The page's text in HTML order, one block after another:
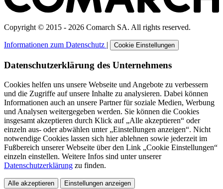
Copyright © 2015 - 2026 Comarch SA. All rights reserved.
Informationen zum Datenschutz | Cookie Einstellungen
Datenschutzerklärung des Unternehmens
Cookies helfen uns unsere Webseite und Angebote zu verbessern
und die Zugriffe auf unsere Inhalte zu analysieren. Dabei können
Informationen auch an unsere Partner für soziale Medien, Werbung
und Analysen weitergegeben werden. Sie können die Cookies
insgesamt akzeptieren durch Klick auf „Alle akzeptieren“ oder
einzeln aus- oder abwählen unter „Einstellungen anzeigen“. Nicht
notwendige Cookies lassen sich hier ablehnen sowie jederzeit im
Fußbereich unserer Webseite über den Link „Cookie Einstellungen“
einzeln einstellen. Weitere Infos sind unter unserer
Datenschutzerklärung zu finden.
Alle akzeptieren Einstellungen anzeigen